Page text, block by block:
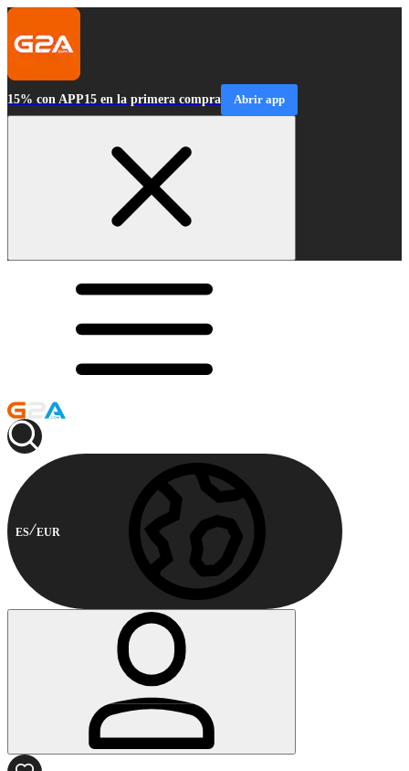
15% con APP15 en la primera compra Abrir app
ES EUR